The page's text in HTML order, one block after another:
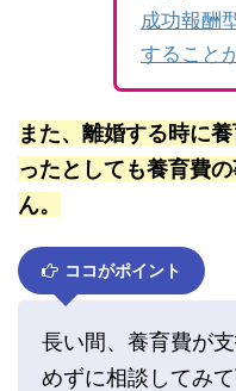
成功報酬
すること
また、離婚する時に
ったとしても養育費
ん。
ココがポイント
長い間、養育費が
めずに相談してみて